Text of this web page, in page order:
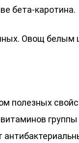
бета-каротина.
Овощ белым
полезных